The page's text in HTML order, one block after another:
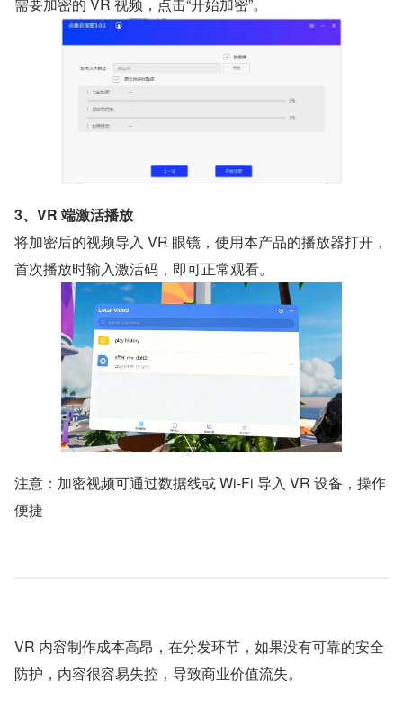
3、VR 端激活播放
将加密后的视频导入 VR 眼镜，使用本产品的播放器打开，
首次播放时输入激活码，即可正常观看。
注意：加密视频可通过数据线或 Wi-Fi 导入 VR 设备，操作
便捷
VR 内容制作成本高昂，在分发环节，如果没有可靠的安全
防护，内容很容易失控，导致商业价值流失。